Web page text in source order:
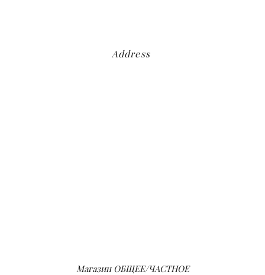
Address
Магазин ОБЩЕЕ/ЧАСТНОЕ